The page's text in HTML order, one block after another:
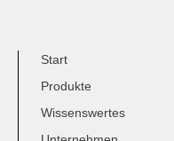
Start
Produkte
Wissenswertes